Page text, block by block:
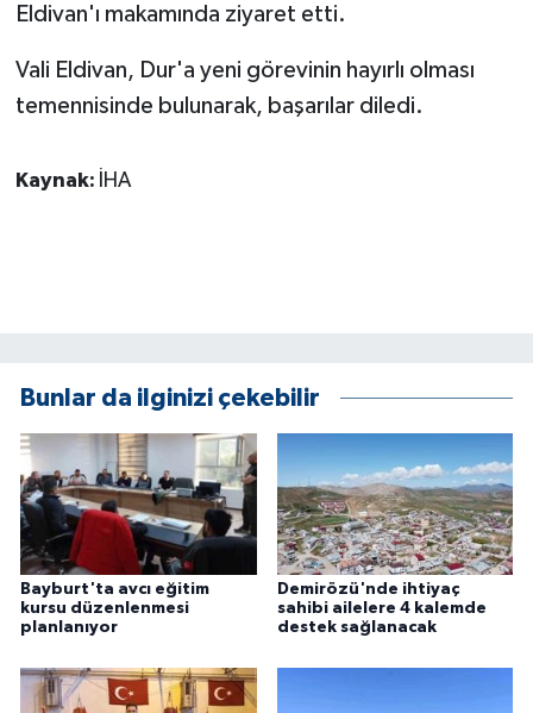
Eldivan'ı makamında ziyaret etti.
Vali Eldivan, Dur'a yeni görevinin hayırlı olması
temennisinde bulunarak, başarılar diledi.
Kaynak: İHA
Bunlar da ilginizi çekebilir
Bayburt'ta avcı eğitim
kursu düzenlenmesi
planlanıyor
Demirözü'nde ihtiyaç
sahibi ailelere 4 kalemde
destek sağlanacak
İNSAN
MAGAZİN
Otomobil
POLİTİKA
Sağlık
SİYASET
SPOR HABERLERİ